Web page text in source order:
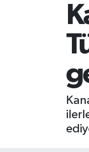
Borsa Haberleri
İş Dünyası
Süper Lig Puan
Tüm Manşetler
Son Dakika
Haber Arşivi